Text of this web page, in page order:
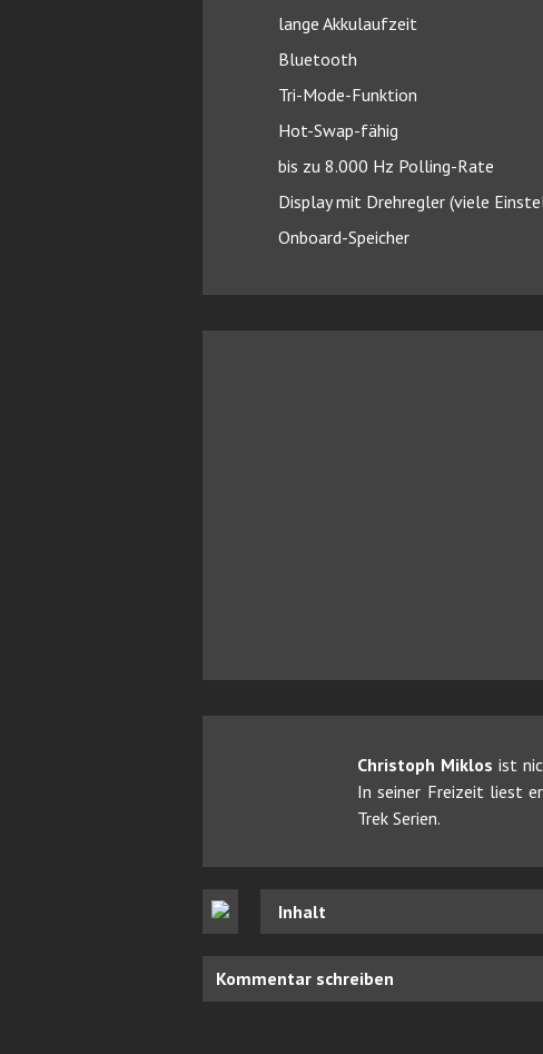
lange Akkulaufzeit
Bluetooth
Tri-Mode-Funktion
Hot-Swap-fähig
bis zu 8.000 Hz Polling-Rate
Display mit Drehregler (viele
Onboard-Speicher
Christoph Miklos ist
In seiner Freizeit liest
Trek Serien.
Inhalt
Kommentar schreiben